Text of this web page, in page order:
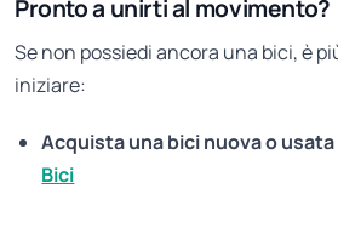
Pronto a unirti al movimento?
Se non possiedi ancora una bici, è
iniziare:
Acquista una bici nuova o usata
Bici